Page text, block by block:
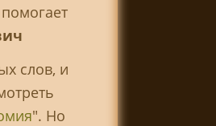
слов, и
". Но